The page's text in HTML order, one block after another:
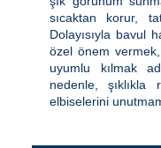
sıcaktan korur,
Dolayısıyla bavul
özel önem
uyumlu kılmak
nedenle,
elbiselerini